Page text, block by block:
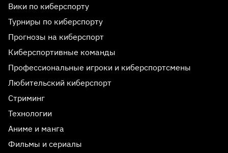
Вики по киберспорту
Турниры по киберспорту
Прогнозы на киберспорт
Киберспортивные команды
Профессиональные игроки и киберспортсмены
Любительский киберспорт
Стриминг
Технологии
Аниме и манга
Фильмы и сериалы